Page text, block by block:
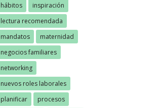
hábitos
inspiración
lectura recomendada
mandatos
maternidad
negocios familiares
networking
nuevos roles laborales
planificar
procesos